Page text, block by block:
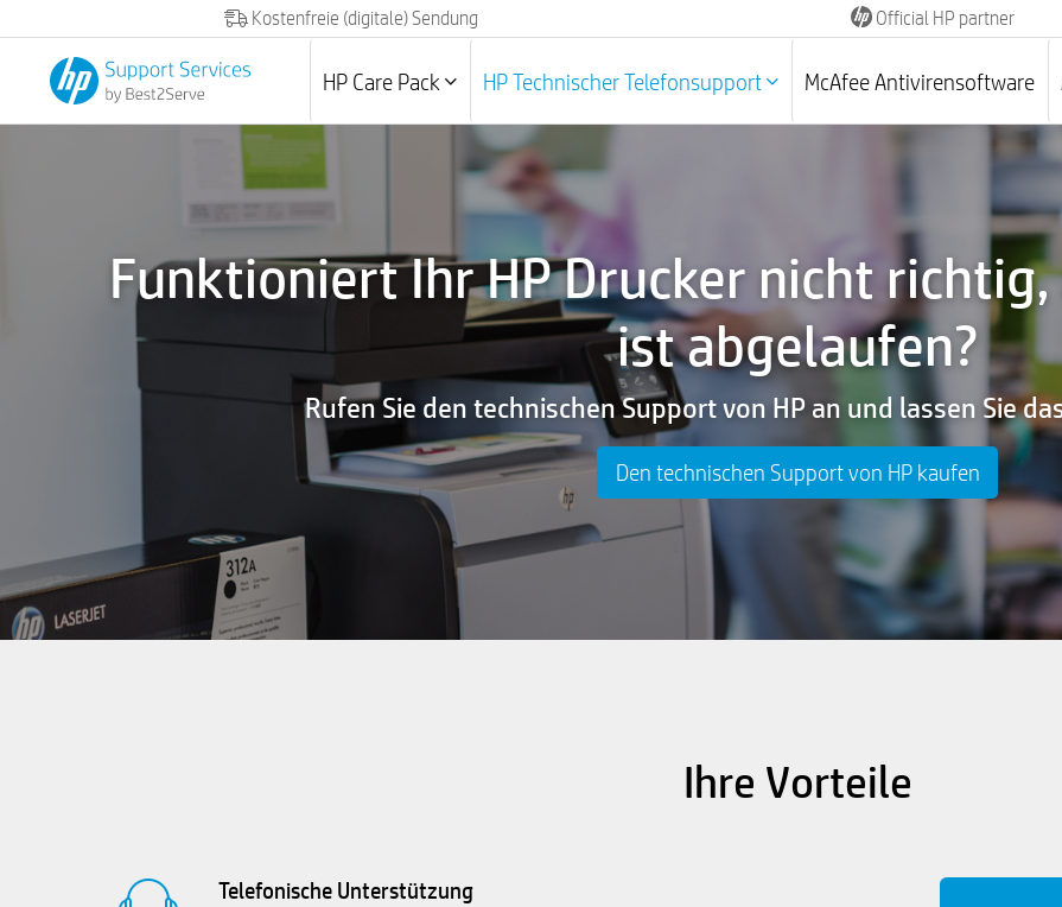
Kostenfreie (digitale) Sendung Official HP partner
HP Care Pack HP Technischer Telefonsupport McAfee Antivirensoftware
Funktioniert Ihr HP Drucker nicht
ist abgelaufen?
Rufen Sie den technischen Support von HP an und lassen Sie
Den technischen Support von HP kaufen
Ihre Vorteile
Telefonische Unterstützung